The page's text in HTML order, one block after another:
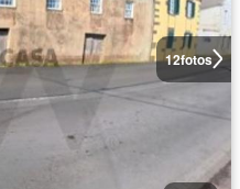
12fotos